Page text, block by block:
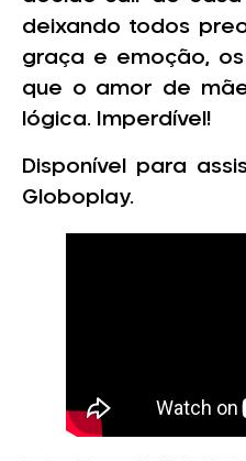
deixando todos
graça e emoção,
que o amor de
lógica. Imperdível!
Disponível para
Globoplay.